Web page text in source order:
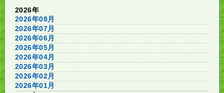
2026年
2026年08月
2026年07月
2026年06月
2026年05月
2026年04月
2026年03月
2026年02月
2026年01月